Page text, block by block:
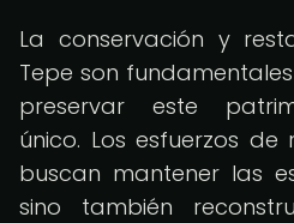
La conservación y
Tepe son
preservar este
único. Los esfuerzos
buscan mantener las
sino también